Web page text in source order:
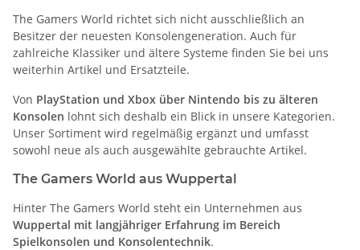
The Gamers World richtet sich nicht ausschließlich an
Besitzer der neuesten Konsolengeneration. Auch für
zahlreiche Klassiker und ältere Systeme finden Sie bei uns
weiterhin Artikel und Ersatzteile.
Von PlayStation und Xbox über Nintendo bis zu älteren
Konsolen lohnt sich deshalb ein Blick in unsere Kategorien.
Unser Sortiment wird regelmäßig ergänzt und umfasst
sowohl neue als auch ausgewählte gebrauchte Artikel.
The Gamers World aus Wuppertal
Hinter The Gamers World steht ein Unternehmen aus
Wuppertal mit langjähriger Erfahrung im Bereich
Spielkonsolen und Konsolentechnik.